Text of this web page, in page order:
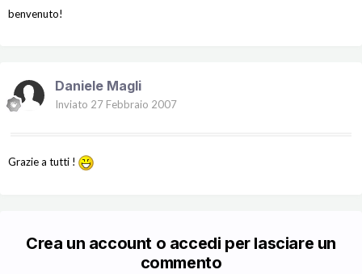
benvenuto!
Daniele Magli
Inviato 27 Febbraio 2007
Grazie a tutti !
Crea un account o accedi per lasciare un
commento